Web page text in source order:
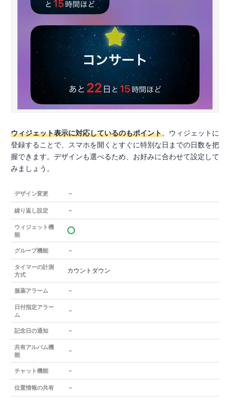
ウィジェット表示に対応しているのもポイント。ウィジェットに
登録することで、スマホを開くとすぐに特別な日までの日数を把
握できます。デザインも選べるため、お好みに合わせて設定して
みましょう。
デザイン変更 －
繰り返し設定 －
ウィジェット機
能
グループ機能 －
タイマーの計測
方式
カウントダウン
服薬アラーム －
日付指定アラー
ム
－
記念日の通知 －
共有アルバム機
能
－
チャット機能 －
位置情報の共有 －